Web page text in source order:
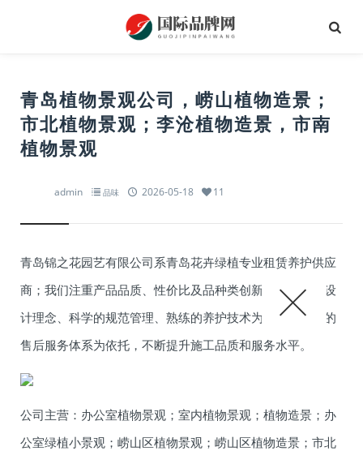
青岛植物景观公司，崂山植物造景；
市北植物景观；李沧植物造景，市南
植物景观
admin 品味 2026-05-18 11
青岛锦之花园艺有限公司系青岛花卉绿植专业租赁养护供应
商；我们注重产品品质、性价比及品种类创新，以先进的设
计理念、科学的规范管理、熟练的养护技术为基础，完善的
售后服务体系为依托，不断提升施工品质和服务水平。
公司主营：办公室植物景观；室内植物景观；植物造景；办
公室绿植小景观；崂山区植物景观；崂山区植物造景；市北